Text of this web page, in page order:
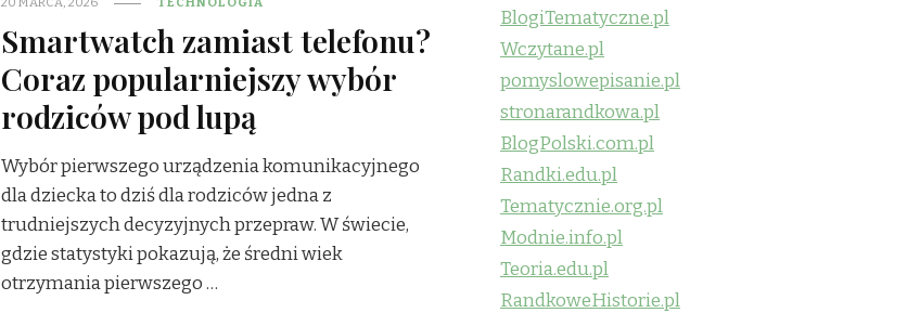
Smartwatch zamiast telefonu?
Coraz popularniejszy wybór
rodziców pod lupą
Wybór pierwszego urządzenia komunikacyjnego
dla dziecka to dziś dla rodziców jedna z
trudniejszych decyzyjnych przepraw. W świecie,
gdzie statystyki pokazują, że średni wiek
otrzymania pierwszego …
BlogiTematyczne.pl
Wczytane.pl
pomyslowepisanie.pl
stronarandkowa.pl
BlogPolski.com.pl
Randki.edu.pl
Tematycznie.org.pl
Modnie.info.pl
Teoria.edu.pl
RandkoweHistorie.pl